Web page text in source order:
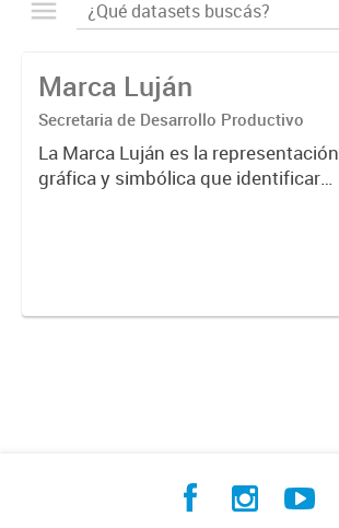
Marca Luján
Secretaria de Desarrollo Productivo
La Marca Luján es la representación
gráfica y simbólica que identificará